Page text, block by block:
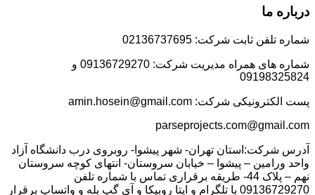
درباره ما
شماره تلفن ثابت شرکت: 02136737695
شماره های همراه مدیریت شرکت: 09136729270 و
09198325824
پست الکترونیکی شرکت: amin.hosein@gmail.com
parseprojects.com@gmail.com
آدرس شرکت:استان تهران- شهر پیشوا- روبروی درب دانشگاه آزاد
واحد ورامین – پیشوا – خیابان سروستان- انتهای کوچه سروستان
نهم – پلاک 44- طریقه برقراری تماس با شماره تلفن
09136729270 با تلگرام و ایتا روبیکا و آی گپ بله و واتساپ برقرار